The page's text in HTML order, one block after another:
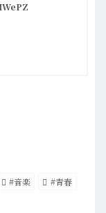
#音楽 #青春